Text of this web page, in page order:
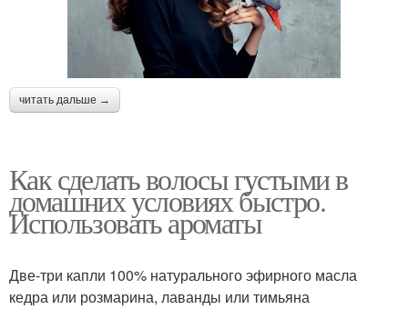
читать дальше →
Как сделать волосы густыми в
домашних условиях быстро.
Использовать ароматы
Две-три капли 100% натурального эфирного масла
кедра или розмарина, лаванды или тимьяна